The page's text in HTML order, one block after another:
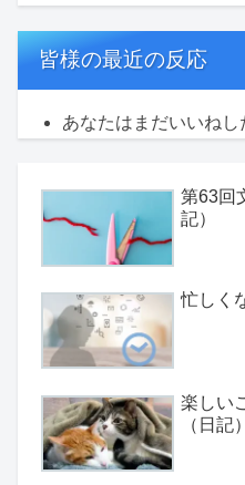
皆様の最近の反応
あなたはまだいいね
第63回
記）
忙しく
楽しい
（日記）